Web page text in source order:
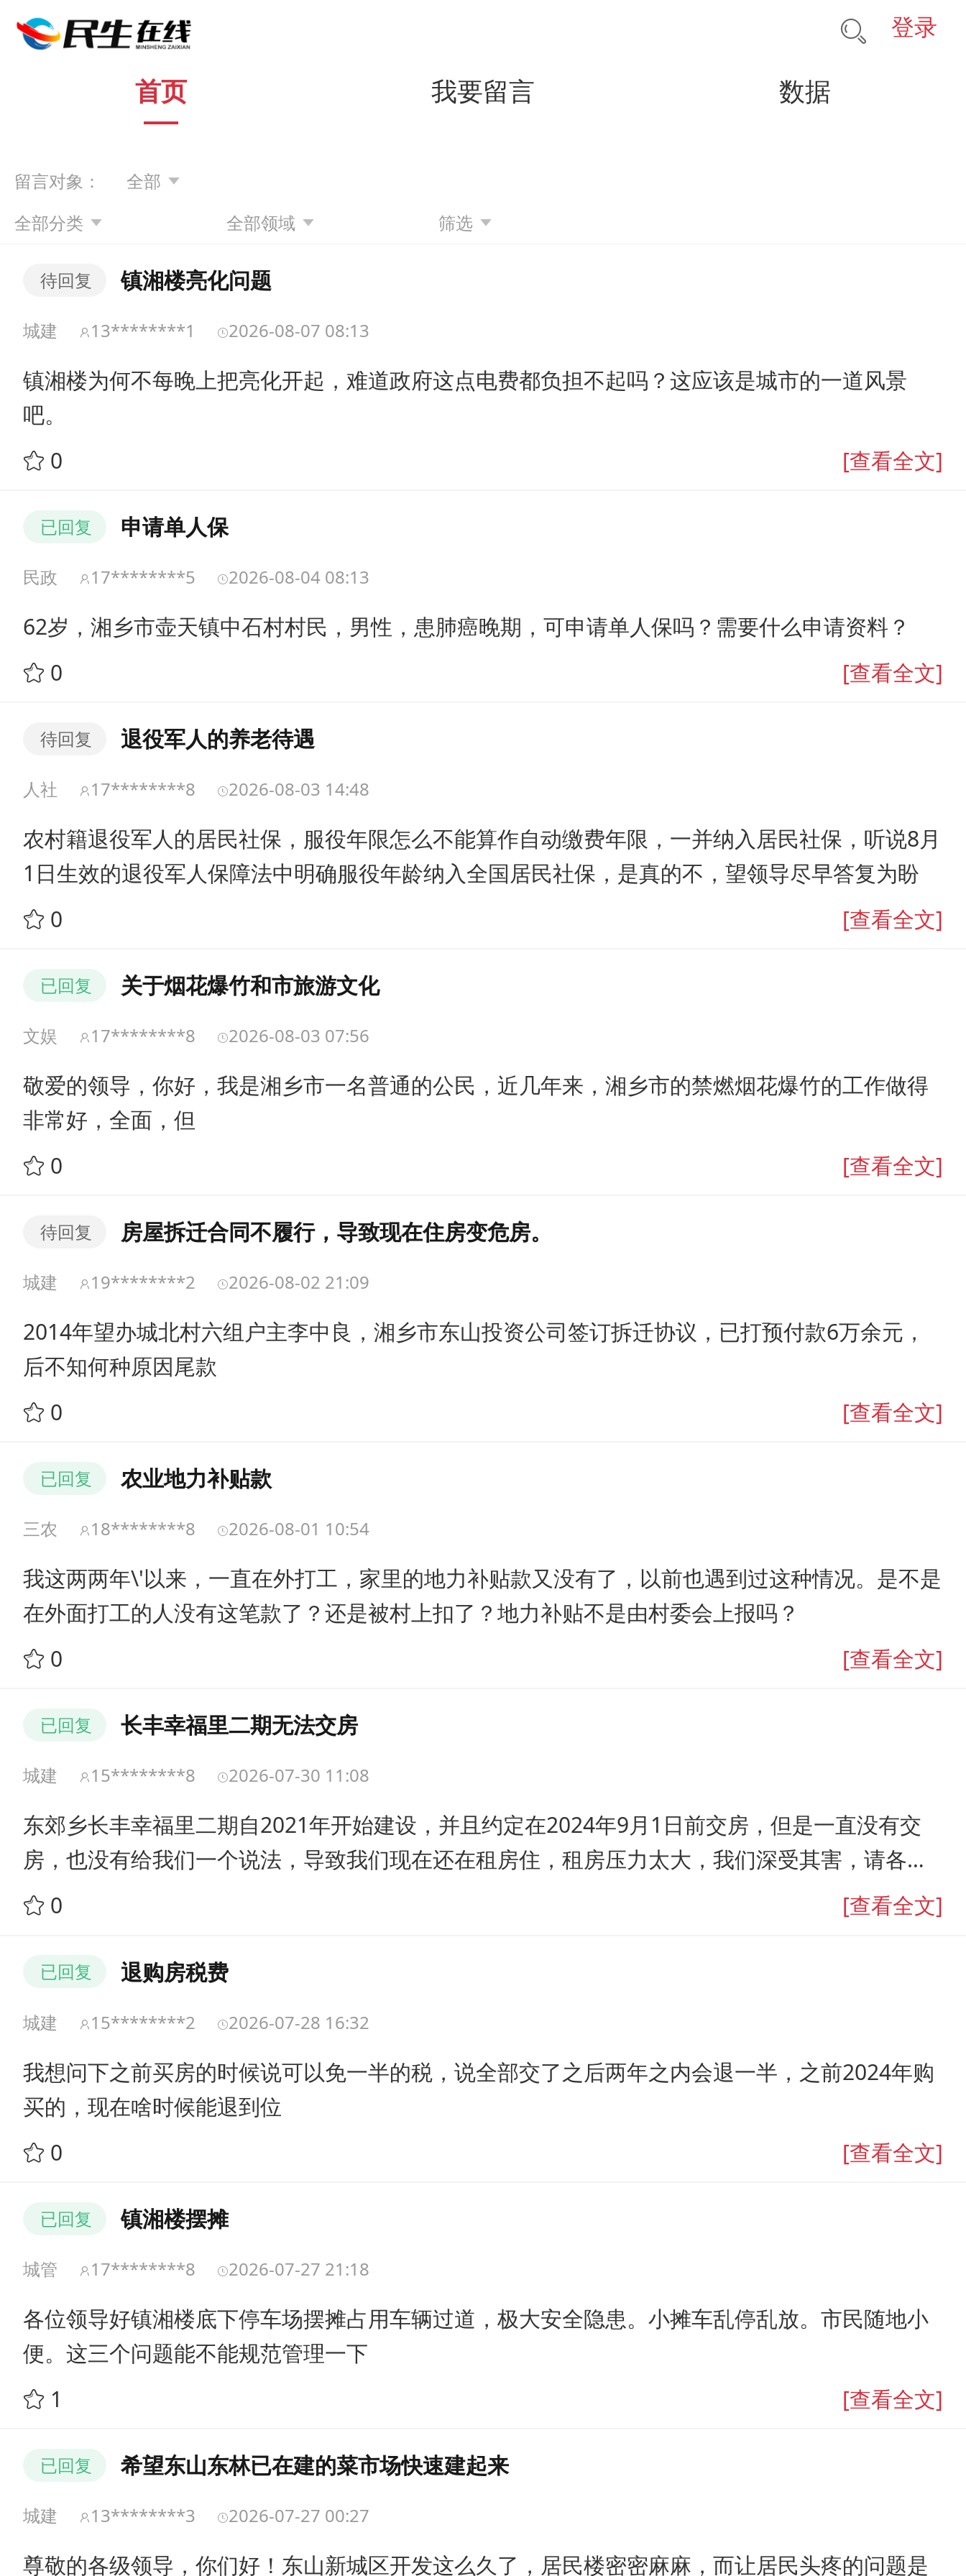
登录
首页 我要留言 数据
留言对象：
全部
全部分类
全部领域 筛选
待回复 镇湘楼亮化问题
城建 13********1 2026-08-07 08:13
镇湘楼为何不每晚上把亮化开起，难道政府这点电费都负担不起吗？这应该是城市的一道风景
吧。
0
[查看全文]
已回复 申请单人保
民政 17********5 2026-08-04 08:13
62岁，湘乡市壶天镇中石村村民，男性，患肺癌晚期，可申请单人保吗？需要什么申请资料？
0
[查看全文]
待回复 退役军人的养老待遇
人社 17********8 2026-08-03 14:48
农村籍退役军人的居民社保，服役年限怎么不能算作自动缴费年限，一并纳入居民社保，听说8月
1日生效的退役军人保障法中明确服役年龄纳入全国居民社保，是真的不，望领导尽早答复为盼
0
[查看全文]
已回复 关于烟花爆竹和市旅游文化
文娱 17********8 2026-08-03 07:56
敬爱的领导，你好，我是湘乡市一名普通的公民，近几年来，湘乡市的禁燃烟花爆竹的工作做得
非常好，全面，但
0
[查看全文]
待回复 房屋拆迁合同不履行，导致现在住房变危房。
城建 19********2 2026-08-02 21:09
2014年望办城北村六组户主李中良，湘乡市东山投资公司签订拆迁协议，已打预付款6万余元，
后不知何种原因尾款
0
[查看全文]
已回复 农业地力补贴款
三农 18********8 2026-08-01 10:54
我这两两年\'以来，一直在外打工，家里的地力补贴款又没有了，以前也遇到过这种情况。是不是
在外面打工的人没有这笔款了？还是被村上扣了？地力补贴不是由村委会上报吗？
0
[查看全文]
已回复 长丰幸福里二期无法交房
城建 15********8 2026-07-30 11:08
东郊乡长丰幸福里二期自2021年开始建设，并且约定在2024年9月1日前交房，但是一直没有交
房，也没有给我们一个说法，导致我们现在还在租房住，租房压力太大，我们深受其害，请各位
领导核查
0 [查看全文]
已回复 退购房税费
城建 15********2 2026-07-28 16:32
我想问下之前买房的时候说可以免一半的税，说全部交了之后两年之内会退一半，之前2024年购
买的，现在啥时候能退到位
0
[查看全文]
已回复 镇湘楼摆摊
城管 17********8 2026-07-27 21:18
各位领导好镇湘楼底下停车场摆摊占用车辆过道，极大安全隐患。小摊车乱停乱放。市民随地小
便。这三个问题能不能规范管理一下
1
[查看全文]
已回复 希望东山东林已在建的菜市场快速建起来
城建 13********3 2026-07-27 00:27
尊敬的各级领导，你们好！东山新城区开发这么久了，居民楼密密麻麻，而让居民头疼的问题是